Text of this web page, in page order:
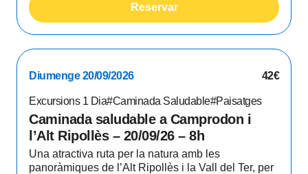
Reservar
Diumenge 20/09/2026 42€
Excursions 1 Dia#Caminada Saludable#Paisatges
Caminada saludable a Camprodon i
l’Alt Ripollès – 20/09/26 – 8h
Una atractiva ruta per la natura amb les
panoràmiques de l’Alt Ripollès i la Vall del Ter, per